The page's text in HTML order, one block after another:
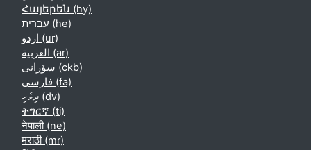
Հայերեն ‎(hy)‎
עברית ‎(he)‎
اردو ‎(ur)‎
العربية ‎(ar)‎
سۆرانی ‎(ckb)‎
فارسی ‎(fa)‎
ދިވެހި ‎(dv)‎
ትግርኛ ‎(ti)‎
नेपाली ‎(ne)‎
मराठी ‎(mr)‎